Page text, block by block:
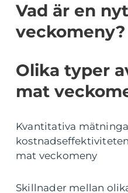
Vad är en
veckomeny?
Olika typer
mat
Kvantitativa
mat veckomeny
Skillnader mellan